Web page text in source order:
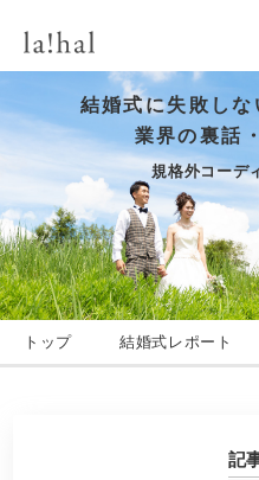
結婚式に失敗しな
業界の裏話
規格外コーデ
トップ 結婚式レポート
記